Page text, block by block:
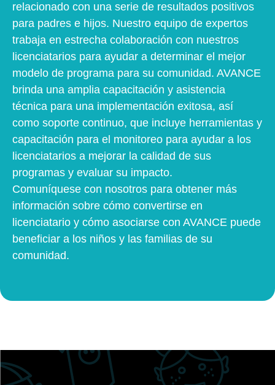
relacionado con una serie de resultados positivos
para padres e hijos. Nuestro equipo de expertos
trabaja en estrecha colaboración con nuestros
licenciatarios para ayudar a determinar el mejor
modelo de programa para su comunidad. AVANCE
brinda una amplia capacitación y asistencia
técnica para una implementación exitosa, así
como soporte continuo, que incluye herramientas y
capacitación para el monitoreo para ayudar a los
licenciatarios a mejorar la calidad de sus
programas y evaluar su impacto.
Comuníquese con nosotros para obtener más
información sobre cómo convertirse en
licenciatario y cómo asociarse con AVANCE puede
beneficiar a los niños y las familias de su
comunidad.